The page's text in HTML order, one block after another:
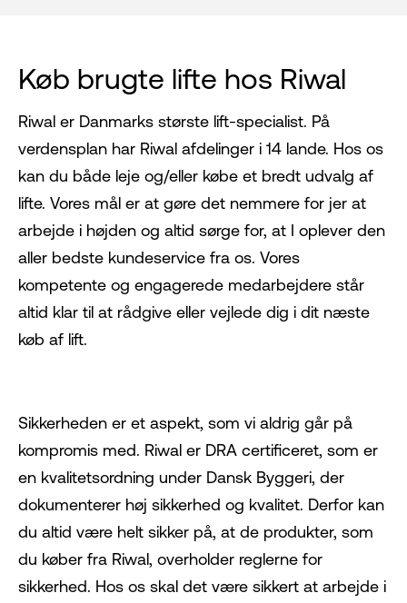
Køb brugte lifte hos Riwal
Riwal er Danmarks største lift-specialist. På
verdensplan har Riwal afdelinger i 14 lande. Hos os
kan du både leje og/eller købe et bredt udvalg af
lifte. Vores mål er at gøre det nemmere for jer at
arbejde i højden og altid sørge for, at I oplever den
aller bedste kundeservice fra os. Vores
kompetente og engagerede medarbejdere står
altid klar til at rådgive eller vejlede dig i dit næste
køb af lift.
Sikkerheden er et aspekt, som vi aldrig går på
kompromis med. Riwal er DRA certificeret, som er
en kvalitetsordning under Dansk Byggeri, der
dokumenterer høj sikkerhed og kvalitet. Derfor kan
du altid være helt sikker på, at de produkter, som
du køber fra Riwal, overholder reglerne for
sikkerhed. Hos os skal det være sikkert at arbejde i